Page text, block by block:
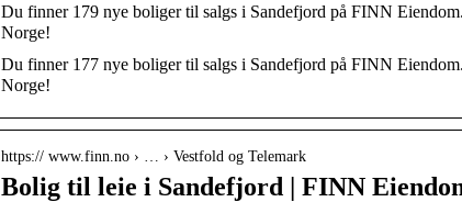
Du finner 179 nye boliger til salgs i Sandefjord på FINN
Norge!
Du finner 177 nye boliger til salgs i Sandefjord på FINN
Norge!
https:// www.finn.no › … › Vestfold og Telemark
Bolig til leie i Sandefjord | FINN